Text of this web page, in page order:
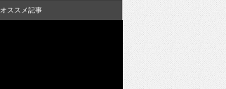
オススメ記事